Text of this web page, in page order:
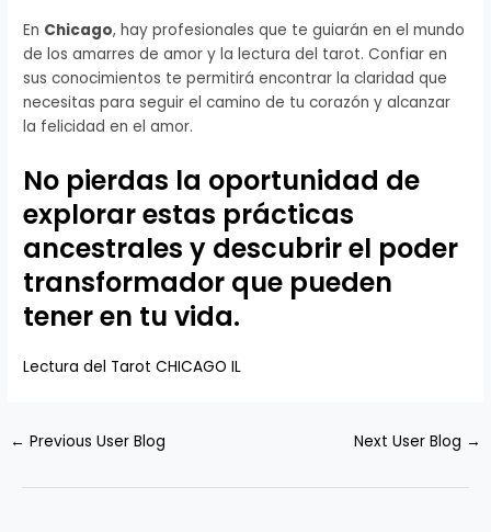
En Chicago, hay profesionales que te guiarán en el mundo
de los amarres de amor y la lectura del tarot. Confiar en
sus conocimientos te permitirá encontrar la claridad que
necesitas para seguir el camino de tu corazón y alcanzar
la felicidad en el amor.
No pierdas la oportunidad de
explorar estas prácticas
ancestrales y descubrir el poder
transformador que pueden
tener en tu vida.
Lectura del Tarot CHICAGO IL
← Previous User Blog Next User Blog →